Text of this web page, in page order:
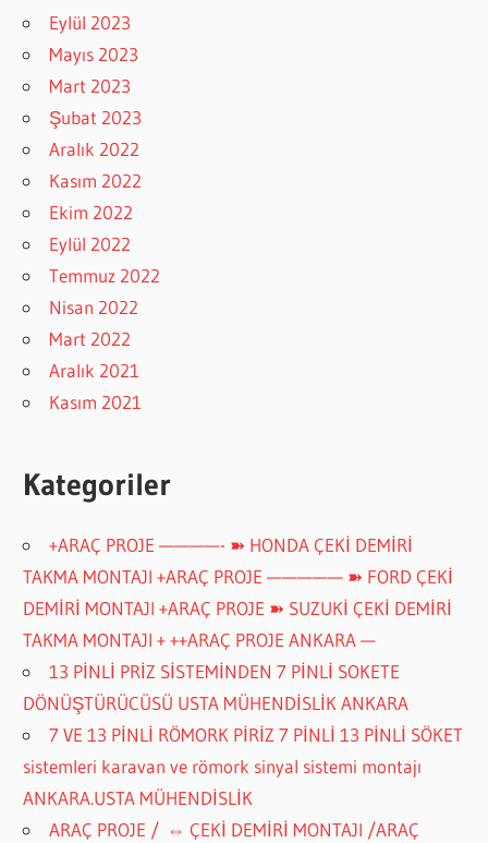
Eylül 2023
Mayıs 2023
Mart 2023
Şubat 2023
Aralık 2022
Kasım 2022
Ekim 2022
Eylül 2022
Temmuz 2022
Nisan 2022
Mart 2022
Aralık 2021
Kasım 2021
Kategoriler
+ARAÇ PROJE ————- ➽ HONDA ÇEKİ DEMİRİ
TAKMA MONTAJI +ARAÇ PROJE ————— ➽ FORD ÇEKİ
DEMİRİ MONTAJI +ARAÇ PROJE ➽ SUZUKİ ÇEKİ DEMİRİ
TAKMA MONTAJI + ++ARAÇ PROJE ANKARA —
13 PİNLİ PRİZ SİSTEMİNDEN 7 PİNLİ SOKETE
DÖNÜŞTÜRÜCÜSÜ USTA MÜHENDİSLİK ANKARA
7 VE 13 PİNLİ RÖMORK PİRİZ 7 PİNLİ 13 PİNLİ SÖKET
sistemleri karavan ve römork sinyal sistemi montajı
ANKARA.USTA MÜHENDİSLİK
ARAÇ PROJE / ⇔ ÇEKİ DEMİRİ MONTAJI /ARAÇ